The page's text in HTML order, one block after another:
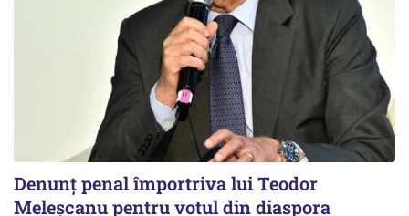
Denunț penal împortriva lui Teodor
Meleșcanu pentru votul din diaspora